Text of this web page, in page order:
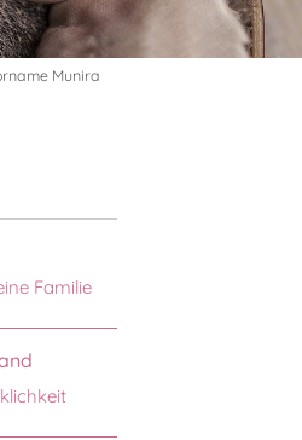
Munira
Familie